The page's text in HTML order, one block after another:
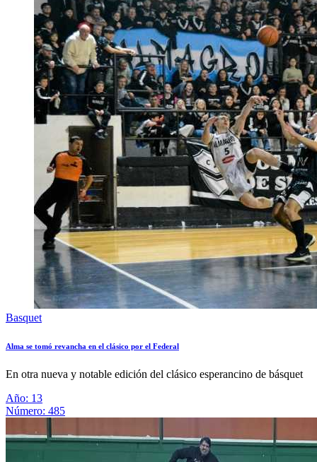
Basquet
Alma se tomó revancha en el clásico por el Federal
En otra nueva y notable edición del clásico esperancino de básquet
Año: 13
Número: 485